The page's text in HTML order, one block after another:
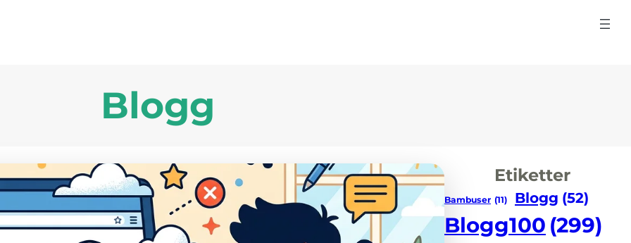
Blogg
Etiketter
Bambuser (11) Blogg (52)
Blogg100 (299)